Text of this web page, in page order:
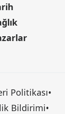
Politikası•
Bildirimi•